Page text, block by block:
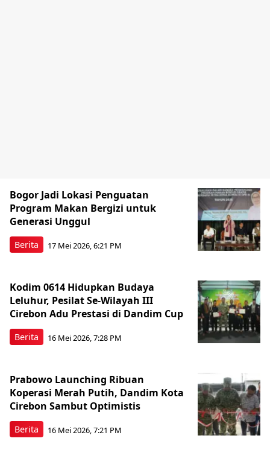
Berita
Bogor Jadi Lokasi Penguatan
Program Makan Bergizi untuk
Generasi Unggul
17 Mei 2026, 6:21 PM
Berita
Kodim 0614 Hidupkan Budaya
Leluhur, Pesilat Se-Wilayah III
Cirebon Adu Prestasi di Dandim Cup
16 Mei 2026, 7:28 PM
Berita
Prabowo Launching Ribuan
Koperasi Merah Putih, Dandim Kota
Cirebon Sambut Optimistis
16 Mei 2026, 7:21 PM